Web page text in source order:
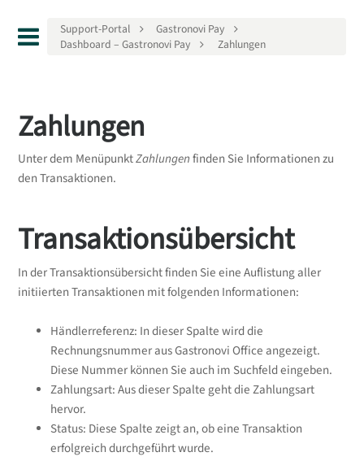
Support-Portal
Gastronovi Pay
Dashboard – Gastronovi Pay
Zahlungen
Zahlungen
Unter dem MenüpunktZahlungenfinden Sie Informationen zu
den Transaktionen.
Transaktionsübersicht
In der Transaktionsübersicht finden Sie eine Auflistung aller
initiierten Transaktionen mit folgenden Informationen:
Händlerreferenz: In dieser Spalte wird die
Rechnungsnummer aus Gastronovi Office angezeigt.
Diese Nummer können Sie auch im Suchfeld eingeben.
Zahlungsart: Aus dieser Spalte geht die Zahlungsart
hervor.
Status: Diese Spalte zeigt an, ob eine Transaktion
erfolgreich durchgeführt wurde.